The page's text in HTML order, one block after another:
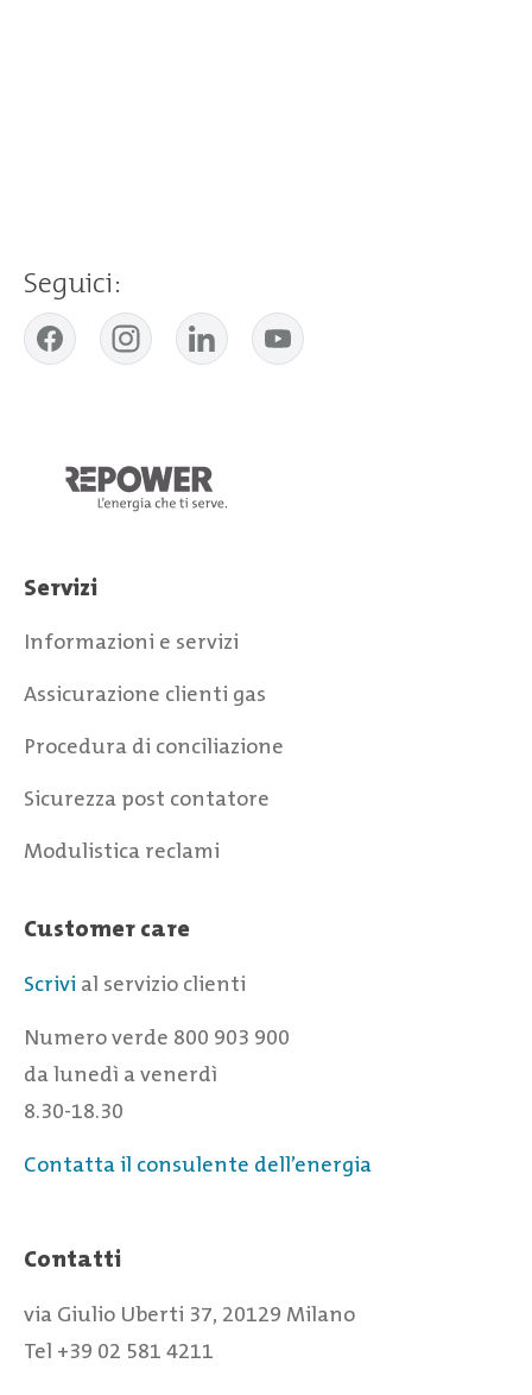
Seguici:
Servizi
Informazioni e servizi
Assicurazione clienti gas
Procedura di conciliazione
Sicurezza post contatore
Modulistica reclami
Customer care
Scrivi al servizio clienti
Numero verde 800 903 900
da lunedì a venerdì
8.30-18.30
Contatta il consulente dell’energia
Contatti
via Giulio Uberti 37, 20129 Milano
Tel +39 02 581 4211